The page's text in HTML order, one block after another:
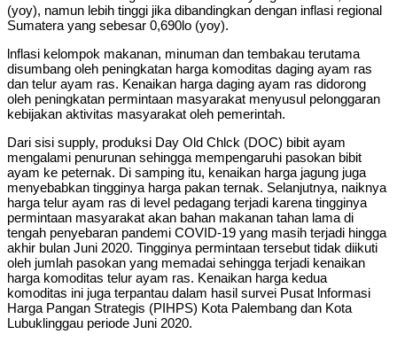
(yoy), namun lebih tinggi jika dibandingkan dengan inflasi regional
Sumatera yang sebesar 0,690lo (yoy).
lnflasi kelompok makanan, minuman dan tembakau terutama
disumbang oleh peningkatan harga komoditas daging ayam ras
dan telur ayam ras. Kenaikan harga daging ayam ras didorong
oleh peningkatan permintaan masyarakat menyusul pelonggaran
kebijakan aktivitas masyarakat oleh pemerintah.
Dari sisi supply, produksi Day Old Chlck (DOC) bibit ayam
mengalami penurunan sehingga mempengaruhi pasokan bibit
ayam ke peternak. Di samping itu, kenaikan harga jagung juga
menyebabkan tingginya harga pakan ternak. Selanjutnya, naiknya
harga telur ayam ras di level pedagang terjadi karena tingginya
permintaan masyarakat akan bahan makanan tahan lama di
tengah penyebaran pandemi COVID-19 yang masih terjadi hingga
akhir bulan Juni 2020. Tingginya permintaan tersebut tidak diikuti
oleh jumlah pasokan yang memadai sehingga terjadi kenaikan
harga komoditas telur ayam ras. Kenaikan harga kedua
komoditas ini juga terpantau dalam hasil survei Pusat lnformasi
Harga Pangan Strategis (PIHPS) Kota Palembang dan Kota
Lubuklinggau periode Juni 2020.